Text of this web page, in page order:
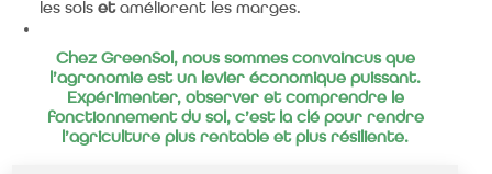
les solsetaméliorent les marges.
Chez GreenSol, nous sommes convaincus que
l’agronomie est un levier économique puissant.
Expérimenter, observer et comprendre le
fonctionnement du sol, c’est la clé pour rendre
l’agriculture plus rentable et plus résiliente.